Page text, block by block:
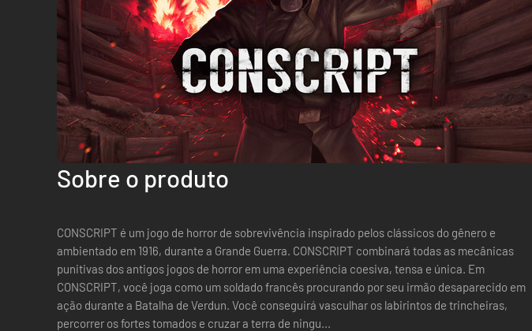
Sobre o produto
CONSCRIPT é um jogo de horror de sobrevivência inspirado pelos clássicos do gênero e
ambientado em 1916, durante a Grande Guerra. CONSCRIPT combinará todas as mecânicas
punitivas dos antigos jogos de horror em uma experiência coesiva, tensa e única. Em
CONSCRIPT, você joga como um soldado francês procurando por seu irmão desaparecido em
ação durante a Batalha de Verdun. Você conseguirá vasculhar os labirintos de trincheiras,
percorrer os fortes tomados e cruzar a terra de ningu...